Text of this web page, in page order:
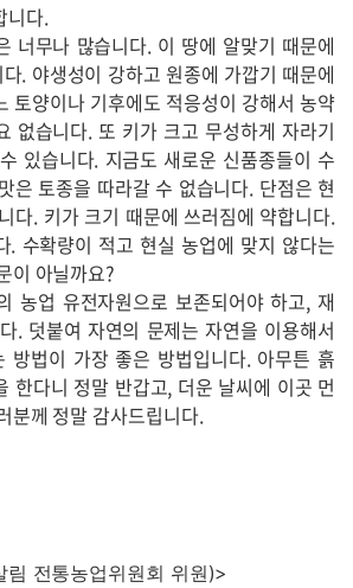
니다.
너무나 많습니다. 이 땅에 알맞기 때문에
. 야생성이 강하고 원종에 가깝기 때문에
토양이나 기후에도 적응성이 강해서 농약
없습니다. 또 키가 크고 무성하게 자라기
있습니다. 지금도 새로운 신품종들이 수
은 토종을 따라갈 수 없습니다. 단점은 현
다. 키가 크기 때문에 쓰러짐에 약합니다.
. 수확량이 적고 현실 농업에 맞지 않다는
이 아닐까요?
농업 유전자원으로 보존되어야 하고, 재
. 덧붙여 자연의 문제는 자연을 이용해서
방법이 가장 좋은 방법입니다. 아무튼 흙
한다니 정말 반갑고, 더운 날씨에 이곳 먼
분께 정말 감사드립니다.
전통농업위원회 위원)>